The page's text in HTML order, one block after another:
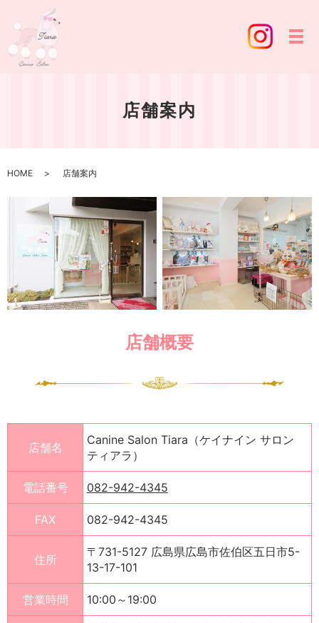
店舗案内
HOME 店舗案内
店舗概要
店舗名
Canine Salon Tiara（ケイナイン サロン
ティアラ）
電話番号 082-942-4345
FAX 082-942-4345
住所
〒731-5127 広島県広島市佐伯区五日市5-
13-17-101
営業時間 10:00～19:00